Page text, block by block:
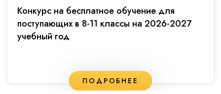
Конкурс на бесплатное обучение для
поступающих в 8-11 классы на 2026-2027
учебный год
ПОДРОБНЕЕ